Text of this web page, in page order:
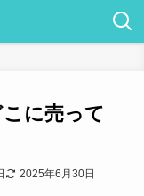
に売って
2025年6月30日